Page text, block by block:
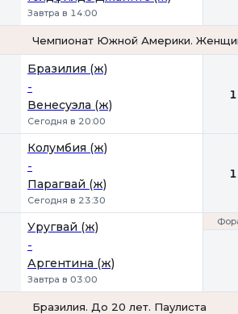
Завтра в 14:00
Чемпионат Южной Америки.
Бразилия (ж)
-
Венесуэла (ж)
Сегодня в 20:00
Колумбия (ж)
-
Парагвай (ж)
Сегодня в 23:30
Уругвай (ж)
-
Аргентина (ж)
Завтра в 03:00
Бразилия. До 20 лет. Паулиста